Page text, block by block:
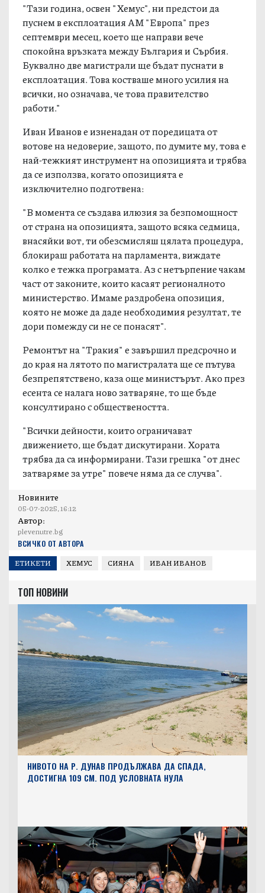
Новините
05-07-2025, 16:12
Автор:
plevenutre.bg
ВСИЧКО ОТ АВТОРА
"Тази година, освен "Хемус", ни предстои да
пуснем в експлоатация АМ "Европа" през
септември месец, което ще направи вече
спокойна връзката между България и Сърбия.
Буквално две магистрали ще бъдат пуснати в
експлоатация. Това костваше много усилия на
всички, но означава, че това правителство
работи."
Иван Иванов е изненадан от поредицата от
вотове на недоверие, защото, по думите му, това е
най-тежкият инструмент на опозицията и трябва
да се използва, когато опозицията е
изключително подготвена:
"В момента се създава илюзия за безпомощност
от страна на опозицията, защото всяка седмица,
внасяйки вот, ти обезсмисляш цялата процедура,
блокираш работата на парламента, виждате
колко е тежка програмата. Аз с нетърпение чакам
част от законите, които касаят регионалното
министерство. Имаме раздробена опозиция,
която не може да даде необходимия резултат, те
дори помежду си не се понасят".
Ремонтът на "Тракия" е завършил предсрочно и
до края на лятото по магистралата ще се пътува
безпрепятствено, каза още министърът. Ако през
есента се налага ново затваряне, то ще бъде
консултирано с обществеността.
"Всички дейности, които ограничават
движението, ще бъдат дискутирани. Хората
трябва да са информирани. Тази грешка "от днес
затваряме за утре" повече няма да се случва".
ЕТИКЕТИ ХЕМУС СИЯНА ИВАН ИВАНОВ
ТОП НОВИНИ
НИВОТО НА Р. ДУНАВ ПРОДЪЛЖАВА ДА СПАДА,
ДОСТИГНА 109 СМ. ПОД УСЛОВНАТА НУЛА